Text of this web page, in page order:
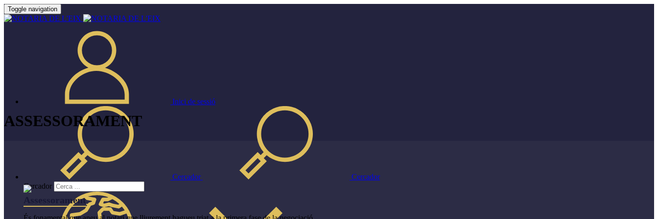
Toggle navigation
Inici de sessió
Cercador
Cercador
Cercador
ASSESSORAMENT
Assessorament ▼